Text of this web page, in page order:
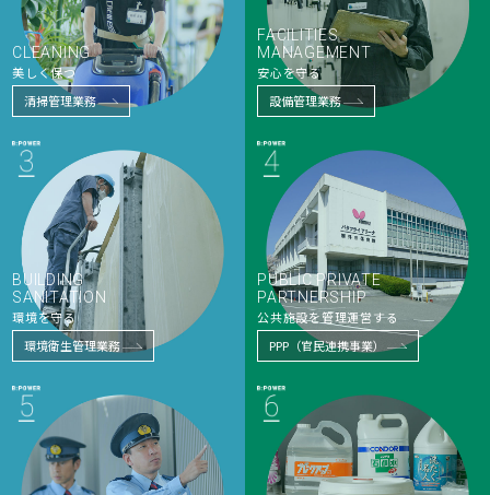
CLEANING
美しく保つ
清掃管理業務
FACILITIES
MANAGEMENT
安心を守る
設備管理業務
BUILDING
SANITATION
環境を守る
環境衛生管理業務
PUBLIC PRIVATE
PARTNERSHIP
公共施設を管理運営する
PPP（官民連携事業）